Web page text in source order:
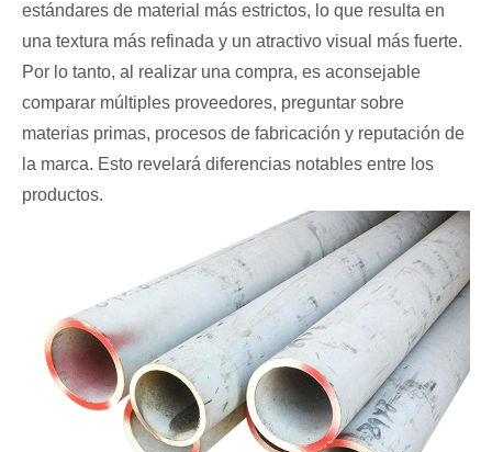
estándares de material más estrictos, lo que resulta en
una textura más refinada y un atractivo visual más fuerte.
Por lo tanto, al realizar una compra, es aconsejable
comparar múltiples proveedores, preguntar sobre
materias primas, procesos de fabricación y reputación de
la marca. Esto revelará diferencias notables entre los
productos.